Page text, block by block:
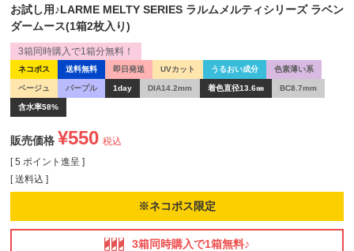
お試し用♪LARME MELTY SERIES ラルムメルティシリーズ ラベン
ダームース(1箱2枚入り)
ネコポス 送料無料 即日発送 UVカット うるおい成分 色素薄い系
ベージュ パープル 1day DIA14.2mm 着色直径13.6㎜ BC8.7mm
含水率58%
3箱同時購入で1箱分無料！
販売価格 ¥550 税込
[ 5 ポイント進呈 ]
送料込
※ネコポス限定
3箱同時購入で1箱無料♪